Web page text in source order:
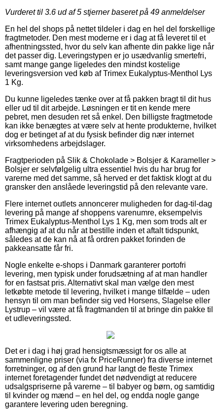
Vurderet til 3.6 ud af 5 stjerner baseret på 49 anmeldelser
En hel del shops på nettet tildeler i dag en hel del forskellige
fragtmetoder. Den mest moderne er i dag at få leveret til et
afhentningssted, hvor du selv kan afhente din pakke lige når
det passer dig. Leveringstypen er jo usædvanlig smertefri,
samt mange gange ligeledes den mindst kostelige
leveringsversion ved køb af Trimex Eukalyptus-Menthol Lys
1 Kg.
Du kunne ligeledes tænke over at få pakken bragt til dit hus
eller ud til dit arbejde. Løsningen er tit en kende mere
pebret, men desuden ret så enkel. Den billigste fragtmetode
kan ikke benægtes at være selv at hente produkterne, hvilket
dog er betinget af at du fysisk befinder dig nær internet
virksomhedens arbejdslager.
Fragtperioden på Slik & Chokolade > Bolsjer & Karameller >
Bolsjer er selvfølgelig ultra essentiel hvis du har brug for
varerne med det samme, så herved er det faktisk klogt at du
gransker den anslåede leveringstid på den relevante vare.
Flere internet outlets annoncerer muligheden for dag-til-dag
levering på mange af shoppens varenumre, eksempelvis
Trimex Eukalyptus-Menthol Lys 1 Kg, men som trods alt er
afhængig af at du når at bestille inden et aftalt tidspunkt,
således at de kan nå at få ordren pakket forinden de
pakkeansatte får fri.
Nogle enkelte e-shops i Danmark garanterer portofri
levering, men typisk under forudsætning af at man handler
for en fastsat pris. Alternativt skal man vælge den mest
letkøbte metode til levering, hvilket i mange tilfælde – uden
hensyn til om man befinder sig ved Horsens, Slagelse eller
Lystrup – vil være at få fragtmanden til at bringe din pakke til
et udleveringssted.
Det er i dag i høj grad hensigtsmæssigt for os alle at
sammenligne priser (via fx PriceRunner) fra diverse internet
forretninger, og af den grund har langt de fleste Trimex
internet foretagender fundet det nødvendigt at reducere
udsalgspriserne på varerne – til babyer og børn, og samtidig
til kvinder og mænd – en hel del, og endda nogle gange
garantere levering uden beregning.